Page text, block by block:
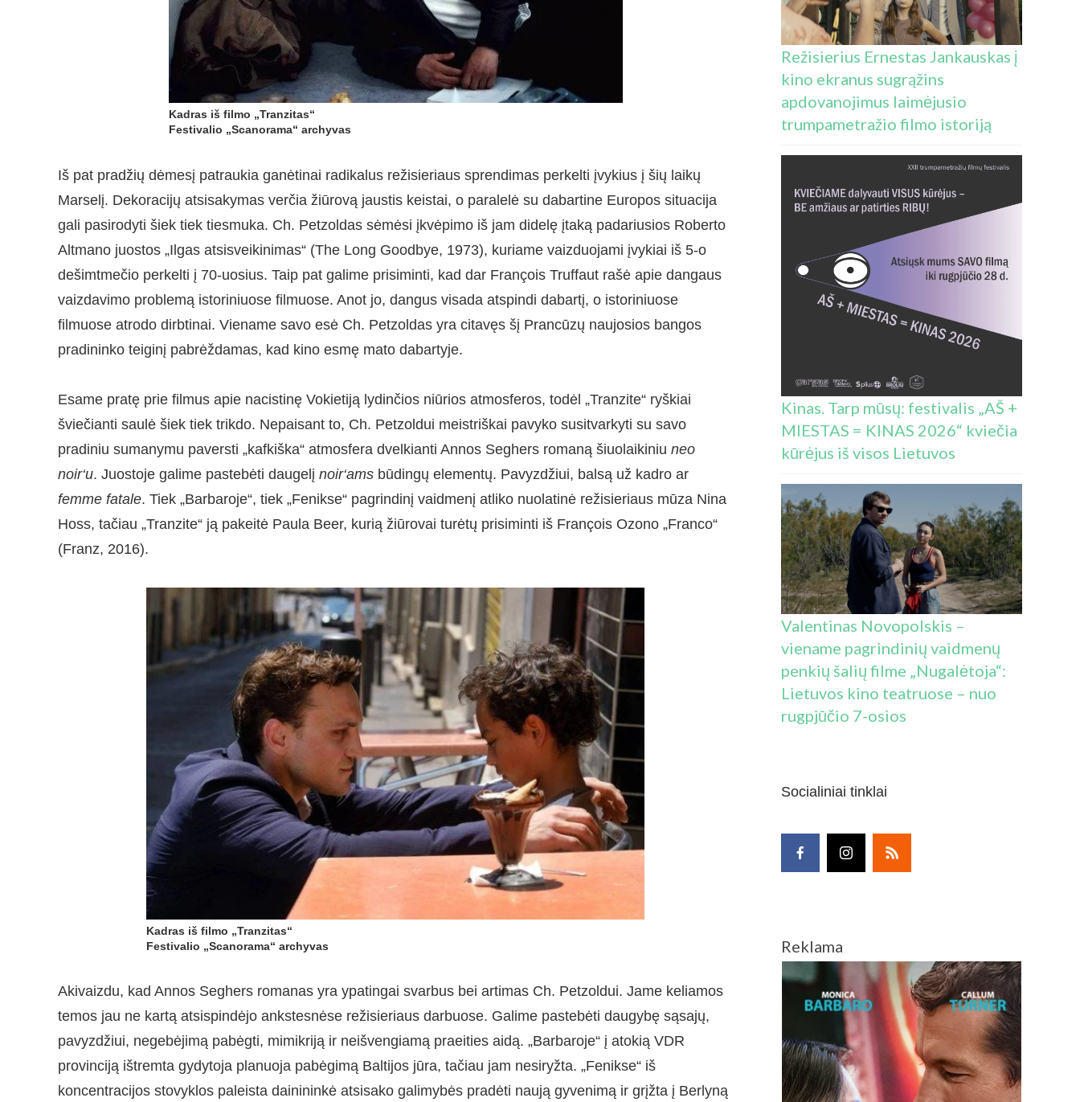
Kadras iš filmo „Tranzitas“
Festivalio „Scanorama“ archyvas
Iš pat pradžių dėmesį patraukia ganėtinai radikalus režisieriaus sprendimas perkelti įvykius į šių laikų
Marselį. Dekoracijų atsisakymas verčia žiūrovą jaustis keistai, o paralelė su dabartine Europos situacija
gali pasirodyti šiek tiek tiesmuka. Ch. Petzoldas sėmėsi įkvėpimo iš jam didelę įtaką padariusios Roberto
Altmano juostos „Ilgas atsisveikinimas“ (The Long Goodbye, 1973), kuriame vaizduojami įvykiai iš 5-o
dešimtmečio perkelti į 70-uosius. Taip pat galime prisiminti, kad dar François Truffaut rašė apie dangaus
vaizdavimo problemą istoriniuose filmuose. Anot jo, dangus visada atspindi dabartį, o istoriniuose
filmuose atrodo dirbtinai. Viename savo esė Ch. Petzoldas yra citavęs šį Prancūzų naujosios bangos
pradininko teiginį pabrėždamas, kad kino esmę mato dabartyje.
Esame pratę prie filmus apie nacistinę Vokietiją lydinčios niūrios atmosferos, todėl „Tranzite“ ryškiai
šviečianti saulė šiek tiek trikdo. Nepaisant to, Ch. Petzoldui meistriškai pavyko susitvarkyti su savo
pradiniu sumanymu paversti „kafkiška“ atmosfera dvelkianti Annos Seghers romaną šiuolaikiniu neo
noir‘u. Juostoje galime pastebėti daugelį noir‘ams būdingų elementų. Pavyzdžiui, balsą už kadro ar
femme fatale. Tiek „Barbaroje“, tiek „Fenikse“ pagrindinį vaidmenį atliko nuolatinė režisieriaus mūza Nina
Hoss, tačiau „Tranzite“ ją pakeitė Paula Beer, kurią žiūrovai turėtų prisiminti iš François Ozono „Franco“
(Franz, 2016).
Kadras iš filmo „Tranzitas“
Festivalio „Scanorama“ archyvas
Akivaizdu, kad Annos Seghers romanas yra ypatingai svarbus bei artimas Ch. Petzoldui. Jame keliamos
temos jau ne kartą atsispindėjo ankstesnėse režisieriaus darbuose. Galime pastebėti daugybę sąsajų,
pavyzdžiui, negebėjimą pabėgti, mimikriją ir neišvengiamą praeities aidą. „Barbaroje“ į atokią VDR
provinciją ištremta gydytoja planuoja pabėgimą Baltijos jūra, tačiau jam nesiryžta. „Fenikse“ iš
koncentracijos stovyklos paleista dainininkė atsisako galimybės pradėti naują gyvenimą ir grįžta į Berlyną
Režisierius Ernestas Jankauskas į
kino ekranus sugrąžins
apdovanojimus laimėjusio
trumpametražio filmo istoriją
Kinas. Tarp mūsų: festivalis „AŠ +
MIESTAS = KINAS 2026“ kviečia
kūrėjus iš visos Lietuvos
Valentinas Novopolskis –
viename pagrindinių vaidmenų
penkių šalių filme „Nugalėtoja“:
Lietuvos kino teatruose – nuo
rugpjūčio 7-osios
Socialiniai tinklai
Reklama